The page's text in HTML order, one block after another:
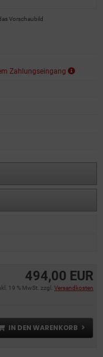
Vorschaubild
494,00 EUR
19 % MwSt. zzgl. Versandkosten
IN DEN WARENKORB
Zahlungseingang